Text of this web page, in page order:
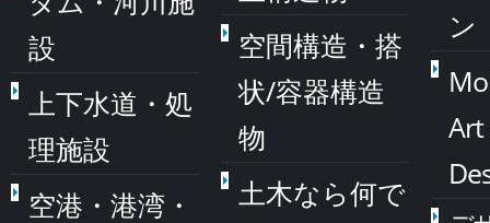
設
上下水道・処
理施設
空港・港湾・
空間構造・搭
状/容器構造
物
土木なら何で
ン